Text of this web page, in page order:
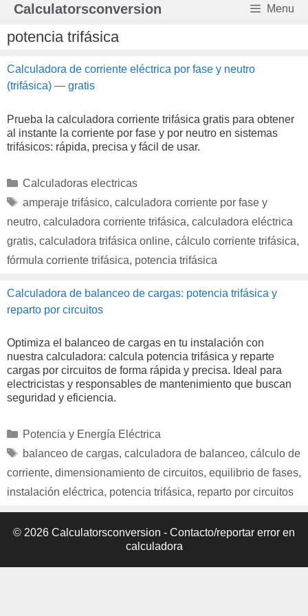
Saltar
contenido
Calculatorsconversion Menu
potencia trifásica
Calculadora de corriente eléctrica por fase y neutro
(trifásica) — gratis
Prueba la calculadora corriente trifásica gratis para obtener
al instante la corriente por fase y por neutro en sistemas
trifásicos: rápida, precisa y fácil de usar.
Categorías
Calculadoras electricas
Etiquetas
amperaje trifásico, calculadora corriente por fase y
neutro, calculadora corriente trifásica, calculadora eléctrica
gratis, calculadora trifásica online, cálculo corriente trifásica,
fórmula corriente trifásica, potencia trifásica
Calculadora de balanceo de cargas: potencia trifásica y
reparto por circuitos
Optimiza el balanceo de cargas en tu instalación con
nuestra calculadora: calcula potencia trifásica y reparte
cargas por circuitos de forma rápida y precisa. Ideal para
electricistas y responsables de mantenimiento que buscan
seguridad y eficiencia.
Categorías
Potencia y Energía Eléctrica
Etiquetas
balanceo de cargas, calculadora de balanceo, cálculo de
corriente, dimensionamiento de circuitos, equilibrio de fases,
instalación eléctrica, potencia trifásica, reparto por circuitos
© 2026 Calculatorsconversion - Contacto/reportar error en
calculadora